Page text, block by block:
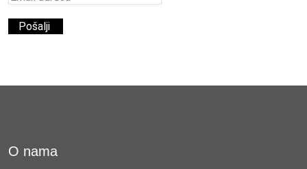
O nama